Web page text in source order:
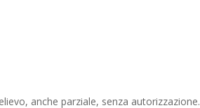
anche parziale, senza autorizzazione.